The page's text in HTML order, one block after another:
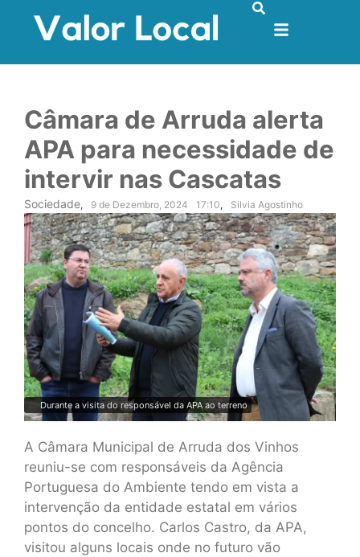
Câmara de Arruda alerta
APA para necessidade de
intervir nas Cascatas
Sociedade, 9 de Dezembro, 2024 17:10, Silvia Agostinho
Durante a visita do responsável da APA ao terreno
A Câmara Municipal de Arruda dos Vinhos
reuniu-se com responsáveis da Agência
Portuguesa do Ambiente tendo em vista a
intervenção da entidade estatal em vários
pontos do concelho. Carlos Castro, da APA,
visitou alguns locais onde no futuro vão